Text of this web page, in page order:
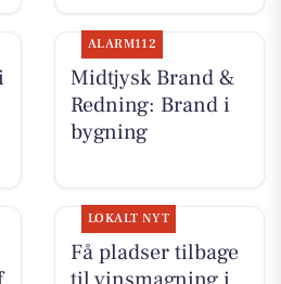
ALARM112
Midtjysk Brand &
Redning: Brand i
bygning
LOKALT NYT
Få pladser tilbage